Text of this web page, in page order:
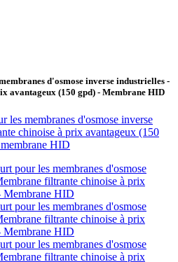
d'osmose inverse industrielles -
avantageux (150 gpd) - Membrane HID